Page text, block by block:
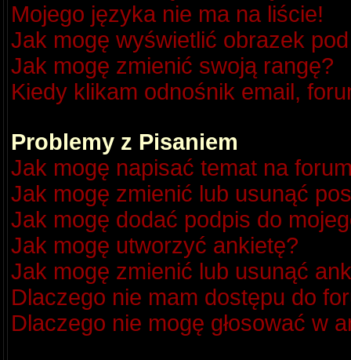
Mojego języka nie ma na liście!
Jak mogę wyświetlić obrazek
Jak mogę zmienić swoją rangę?
Kiedy klikam odnośnik email,
Problemy z Pisaniem
Jak mogę napisać temat na
Jak mogę zmienić lub usunąć
Jak mogę dodać podpis do
Jak mogę utworzyć ankietę?
Jak mogę zmienić lub usunąć
Dlaczego nie mam dostępu do
Dlaczego nie mogę głosować w